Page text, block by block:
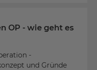
OP - wie geht es
-
und Gründe